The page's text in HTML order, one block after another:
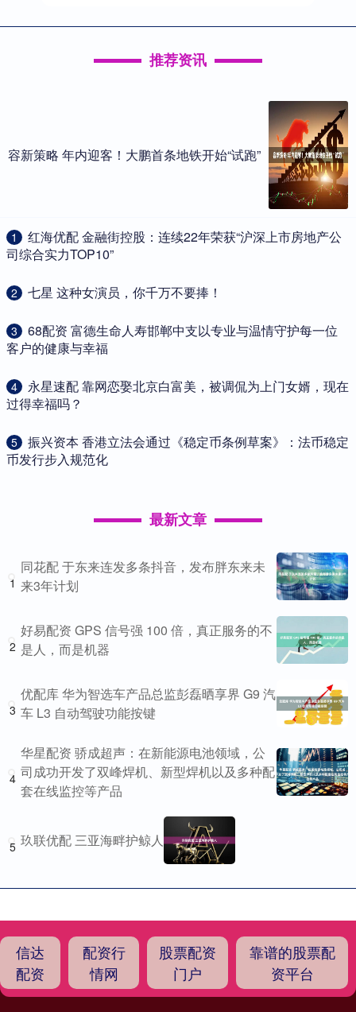
推荐资讯
容新策略 年内迎客！大鹏首条地铁开始“试跑”
1
​红海优配 金融街控股：连续22年荣获“沪深上市房地产公
司综合实力TOP10”
2 ​七星 这种女演员，你千万不要捧！
3
​68配资 富德生命人寿邯郸中支以专业与温情守护每一位
客户的健康与幸福
4
​永星速配 靠网恋娶北京白富美，被调侃为上门女婿，现在
过得幸福吗？
5
​振兴资本 香港立法会通过《稳定币条例草案》：法币稳定
币发行步入规范化
最新文章
1
同花配 于东来连发多条抖音，发布胖东来未
来3年计划
2
好易配资 GPS 信号强 100 倍，真正服务的不
是人，而是机器
3
优配库 华为智选车产品总监彭磊晒享界 G9 汽
车 L3 自动驾驶功能按键
4
华星配资 骄成超声：在新能源电池领域，公
司成功开发了双峰焊机、新型焊机以及多种配
套在线监控等产品
5 玖联优配 三亚海畔护鲸人
信达
配资
配资行
情网
股票配资
门户
靠谱的股票配
资平台